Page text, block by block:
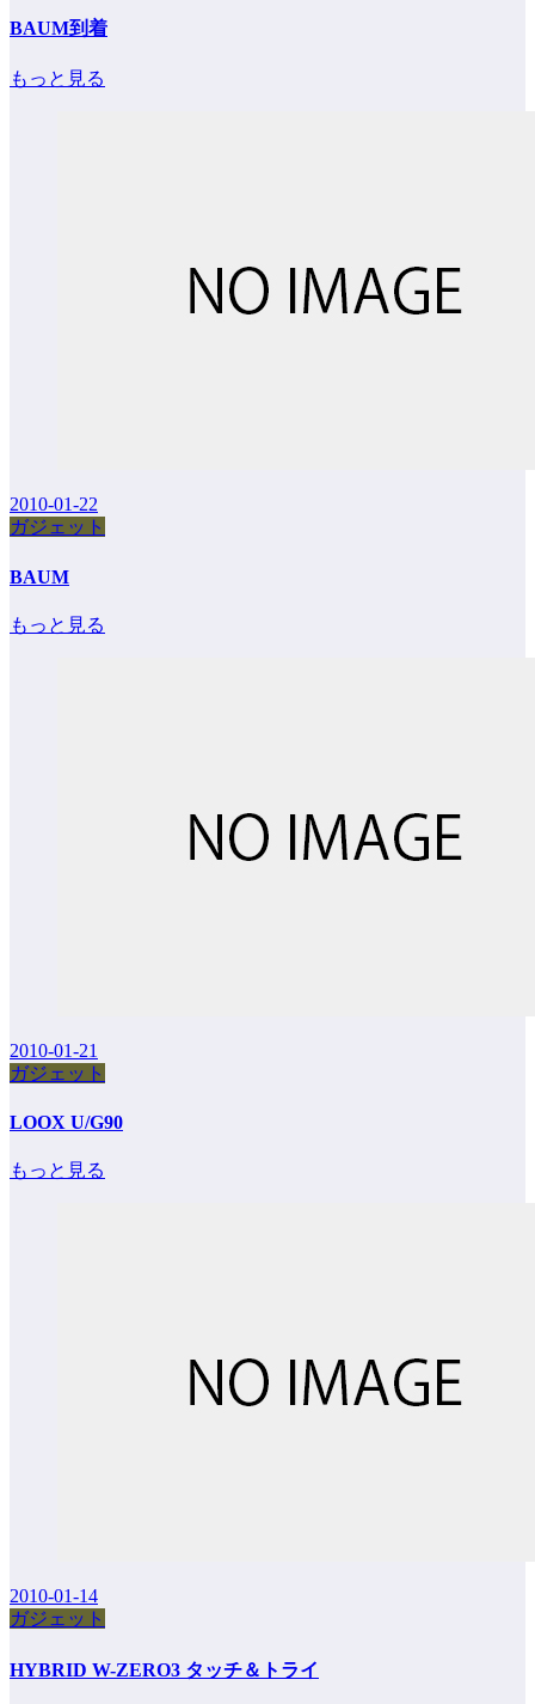
BAUM到着
もっと見る
2010-01-22
ガジェット
BAUM
もっと見る
2010-01-21
ガジェット
LOOX U/G90
もっと見る
2010-01-14
ガジェット
HYBRID W-ZERO3 タッチ＆トライ